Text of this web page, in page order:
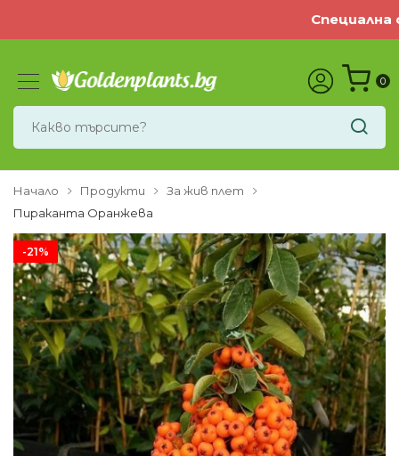
Специална
0
Начало Продукти
За жив плет
Пираканта Оранжева
-21%